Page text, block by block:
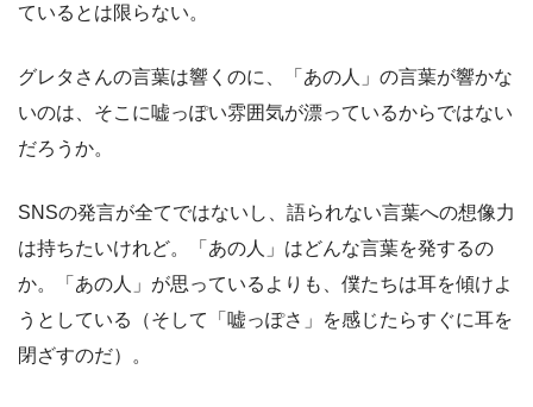
ているとは限らない。
グレタさんの言葉は響くのに、「あの人」の言葉が響かな
いのは、そこに嘘っぽい雰囲気が漂っているからではない
だろうか。
SNSの発言が全てではないし、語られない言葉への想像力
は持ちたいけれど。「あの人」はどんな言葉を発するの
か。「あの人」が思っているよりも、僕たちは耳を傾けよ
うとしている（そして「嘘っぽさ」を感じたらすぐに耳を
閉ざすのだ）。